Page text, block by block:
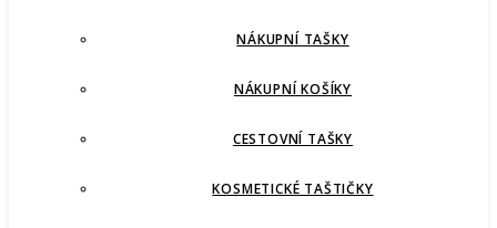
NÁKUPNÍ TAŠKY
NÁKUPNÍ KOŠÍKY
CESTOVNÍ TAŠKY
KOSMETICKÉ TAŠTIČKY